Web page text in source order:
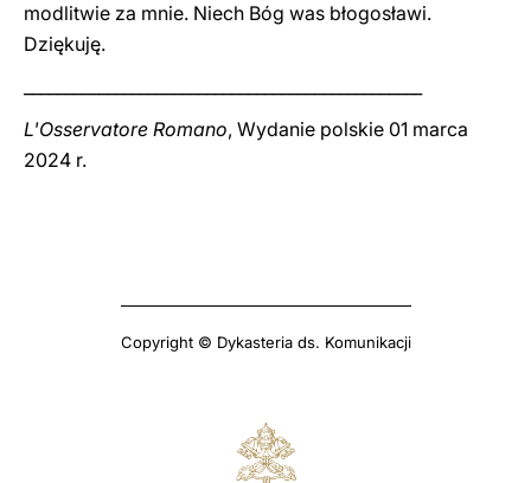
modlitwie za mnie. Niech Bóg was błogosławi.
Dziękuję.
L'Osservatore Romano, Wydanie polskie 01 marca
2024 r.
Copyright © Dykasteria ds. Komunikacji